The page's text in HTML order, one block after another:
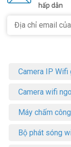
hấp dẫn
Camera IP Wifi
Camera wifi
Máy chấm
Bộ phát sóng